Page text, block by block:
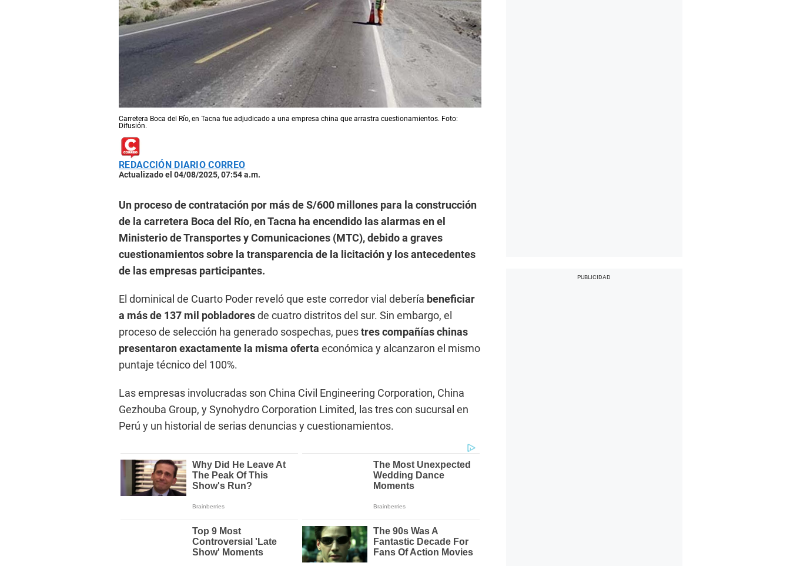
Carretera Boca del Río, en Tacna fue adjudicado a una empresa china que arrastra cuestionamientos. Foto:
Difusión.
REDACCIÓN DIARIO CORREO
Actualizado el 04/08/2025, 07:54 a.m.
Un proceso de contratación por más de S/600 millones para la construcción
de la carretera Boca del Río, en Tacna ha encendido las alarmas en el
Ministerio de Transportes y Comunicaciones (MTC), debido a graves
cuestionamientos sobre la transparencia de la licitación y los antecedentes
de las empresas participantes.
El dominical de Cuarto Poder reveló que este corredor vial debería beneficiar
a más de 137 mil pobladoresde cuatro distritos del sur. Sin embargo, el
proceso de selección ha generado sospechas, puestres compañías chinas
presentaron exactamente la misma oferta económica y alcanzaron el mismo
puntaje técnico del 100%.
Las empresas involucradas son China Civil Engineering Corporation, China
Gezhouba Group, y Synohydro Corporation Limited, las tres con sucursal en
Perú y un historial de serias denuncias y cuestionamientos.